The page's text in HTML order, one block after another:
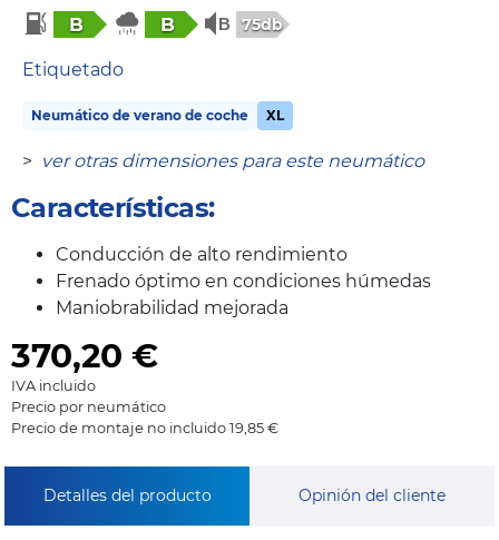
B B 75db
Etiquetado
Neumático de verano de coche XL
> ver otras dimensiones para este neumático
Características:
Conducción de alto rendimiento
Frenado óptimo en condiciones húmedas
Maniobrabilidad mejorada
370,20 €
IVA incluido
Precio por neumático
Precio de montaje no incluido 19,85 €
Detalles del producto Opinión del cliente